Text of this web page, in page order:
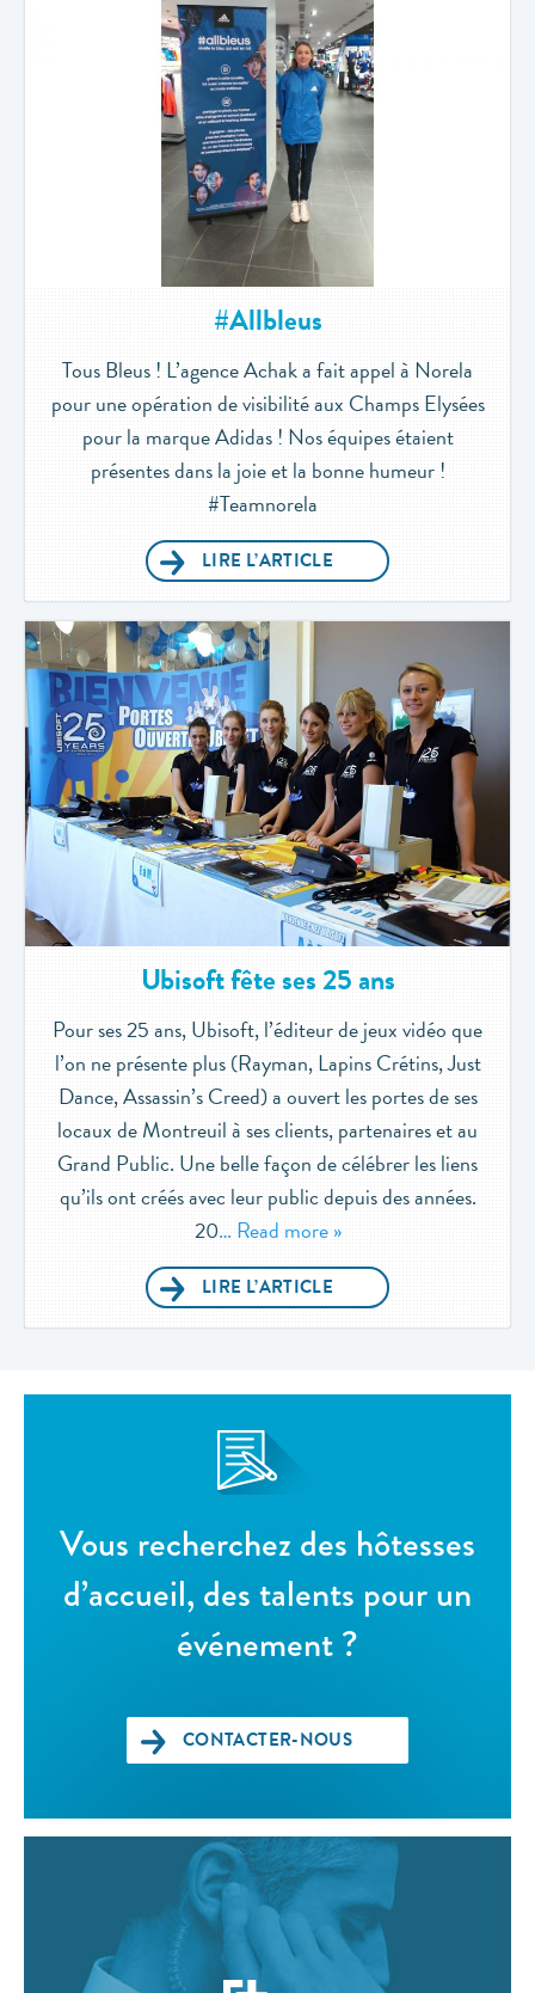
#Allbleus
Tous Bleus ! L’agence Achak a fait appel à Norela
pour une opération de visibilité aux Champs Elysées
pour la marque Adidas ! Nos équipes étaient
présentes dans la joie et la bonne humeur !
#Teamnorela
LIRE L’ARTICLE
Ubisoft fête ses 25 ans
Pour ses 25 ans, Ubisoft, l’éditeur de jeux vidéo que
l’on ne présente plus (Rayman, Lapins Crétins, Just
Dance, Assassin’s Creed) a ouvert les portes de ses
locaux de Montreuil à ses clients, partenaires et au
Grand Public. Une belle façon de célébrer les liens
qu’ils ont créés avec leur public depuis des années.
20… Read more »
LIRE L’ARTICLE
Vous recherchez des hôtesses
d’accueil, des talents pour un
événement ?
CONTACTER-NOUS